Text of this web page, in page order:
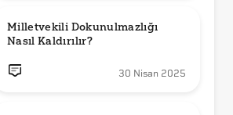
Milletvekili Dokunulmazlığı
Nasıl Kaldırılır?
30 Nisan 2025